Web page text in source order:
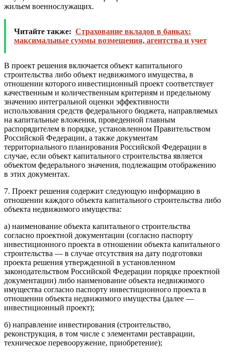
жильем военнослужащих.
Читайте также: Страхование вкладов в банках:
максимальные суммы возмещения, агентства и учет
В проект решения включается объект капитального
строительства либо объект недвижимого имущества, в
отношении которого инвестиционный проект соответствует
качественным и количественным критериям и предельному
значению интегральной оценки эффективности
использования средств федерального бюджета, направляемых
на капитальные вложения, проведенной главным
распорядителем в порядке, установленном Правительством
Российской Федерации, а также документам
территориального планирования Российской Федерации в
случае, если объект капитального строительства является
объектом федерального значения, подлежащим отображению
в этих документах.
7. Проект решения содержит следующую информацию в
отношении каждого объекта капитального строительства либо
объекта недвижимого имущества:
а) наименование объекта капитального строительства
согласно проектной документации (согласно паспорту
инвестиционного проекта в отношении объекта капитального
строительства — в случае отсутствия на дату подготовки
проекта решения утвержденной в установленном
законодательством Российской Федерации порядке проектной
документации) либо наименование объекта недвижимого
имущества согласно паспорту инвестиционного проекта в
отношении объекта недвижимого имущества (далее —
инвестиционный проект);
б) направление инвестирования (строительство,
реконструкция, в том числе с элементами реставрации,
техническое перевооружение, приобретение);